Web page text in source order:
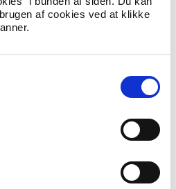
af cookies ved at klikke
har sat
ministerområdet. Tolkeudbuddet
myndigheder: Udlændingestyrelsen
indgået en aftale med
udbuddet er offentliggjort i TED